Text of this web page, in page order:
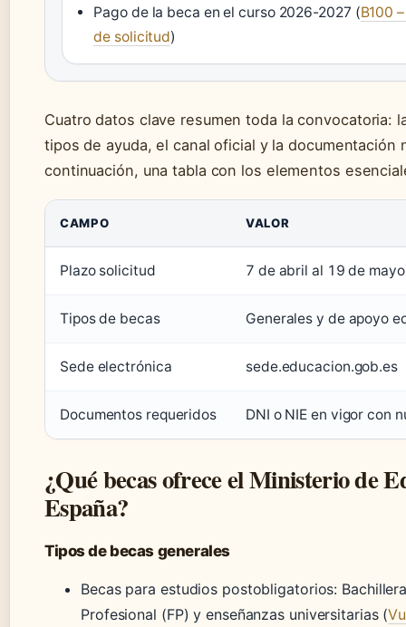
Pago de la beca en el curso 2026-2027 (B100
de solicitud)
Cuatro datos clave resumen toda la convocatoria:
tipos de ayuda, el canal oficial y la documentación
continuación, una tabla con los elementos
CAMPO VALOR
Plazo solicitud 7 de abril al 19 de
Tipos de becas Generales y de apoyo
Sede electrónica sede.educacion.gob.es
Documentos requeridos DNI o NIE en vigor con
¿Qué becas ofrece el Ministerio de
España?
Tipos de becas generales
Becas para estudios postobligatorios:
Profesional (FP) y enseñanzas universitarias (